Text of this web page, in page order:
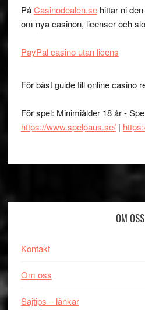
PåCasinodealen.sehittar ni
om nya casinon, licenser och
PayPal casino utan licens
För bäst guide till online casino
För spel: Minimiålder 18 år -
https://www.spelpaus.se/|
OM OSS
Kontakt
Om oss
Sajtips – länkar